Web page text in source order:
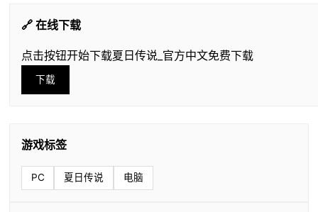
🔗 在线下载
点击按钮开始下载夏日传说_官方中文免费下载
下载
游戏标签
PC 夏日传说 电脑